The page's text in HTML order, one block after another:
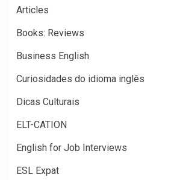
Articles
Books: Reviews
Business English
Curiosidades do idioma inglês
Dicas Culturais
ELT-CATION
English for Job Interviews
ESL Expat